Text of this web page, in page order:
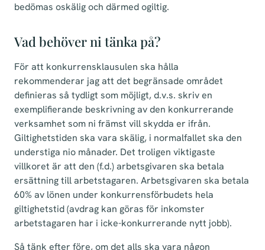
bedömas oskälig och därmed ogiltig.
Vad behöver ni tänka på?
För att konkurrensklausulen ska hålla
rekommenderar jag att det begränsade området
definieras så tydligt som möjligt, d.v.s. skriv en
exemplifierande beskrivning av den konkurrerande
verksamhet som ni främst vill skydda er ifrån.
Giltighetstiden ska vara skälig, i normalfallet ska den
understiga nio månader. Det troligen viktigaste
villkoret är att den (f.d.) arbetsgivaren ska betala
ersättning till arbetstagaren. Arbetsgivaren ska betala
60% av lönen under konkurrensförbudets hela
giltighetstid (avdrag kan göras för inkomster
arbetstagaren har i icke-konkurrerande nytt jobb).
Så tänk efter före, om det alls ska vara någon